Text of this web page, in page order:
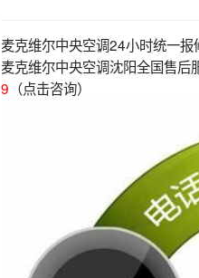
麦克维尔中央空调24小时统一报
麦克维尔中央空调沈阳全国售
9 （点击咨询）